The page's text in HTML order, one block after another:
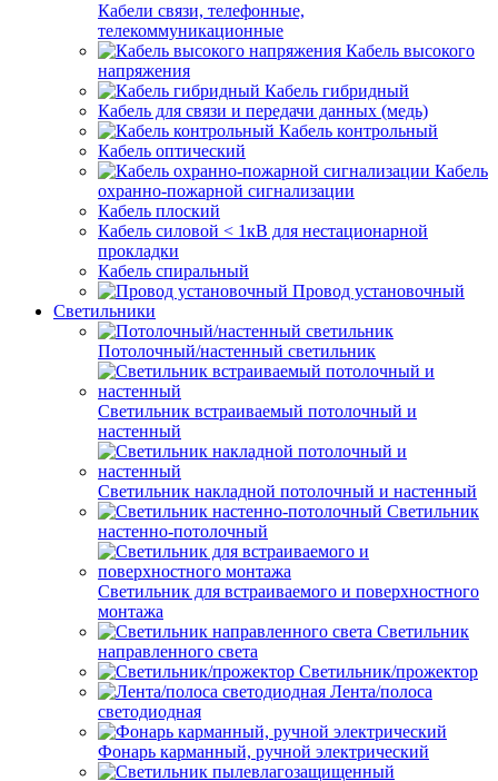
Кабели связи, телефонные,
телекоммуникационные
Кабель высокого
напряжения
Кабель гибридный
Кабель для связи и передачи данных (медь)
Кабель контрольный
Кабель оптический
Кабель
охранно-пожарной сигнализации
Кабель плоский
Кабель силовой < 1кВ для нестационарной
прокладки
Кабель спиральный
Провод установочный
Светильники
Потолочный/настенный светильник
Светильник встраиваемый потолочный и
настенный
Светильник накладной потолочный и настенный
Светильник
настенно-потолочный
Светильник для встраиваемого и поверхностного
монтажа
Светильник
направленного света
Светильник/прожектор
Лента/полоса
светодиодная
Фонарь карманный, ручной электрический